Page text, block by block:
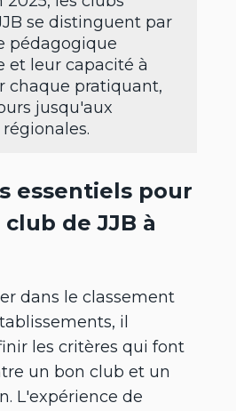
se distinguent par
pédagogique
et leur capacité à
chaque pratiquant,
jusqu'aux
essentiels pour
de JJB à
dans le classement
il
les critères qui font
un bon club et un
L'expérience de